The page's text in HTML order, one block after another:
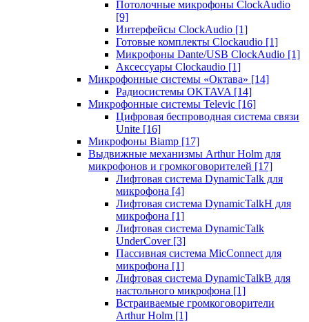
Потолочные микрофоны ClockAudio
[9]
Интерфейсы ClockAudio [1]
Готовые комплекты Clockaudio [1]
Микрофоны Dante/USB ClockAudio [1]
Аксессуары Clockaudio [1]
Микрофонные системы «Октава» [14]
Радиосистемы OKTAVA [14]
Микрофонные системы Televic [16]
Цифровая беспроводная система связи
Unite [16]
Микрофоны Biamp [17]
Выдвижные механизмы Arthur Holm для
микрофонов и громкоговорителей [17]
Лифтовая система DynamicTalk для
микрофона [4]
Лифтовая система DynamicTalkH для
микрофона [1]
Лифтовая система DynamicTalk
UnderCover [3]
Пассивная система MicConnect для
микрофона [1]
Лифтовая система DynamicTalkB для
настольного микрофона [1]
Встраиваемые громкоговорители
Arthur Holm [1]